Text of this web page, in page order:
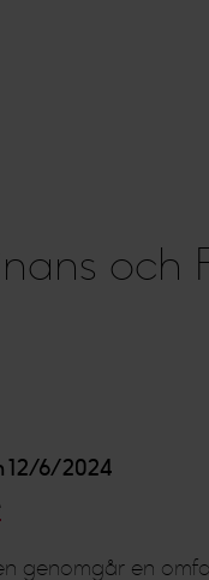
och
12/6/2024
genomgår en